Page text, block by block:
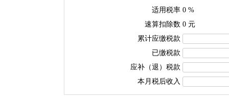
适用税率 0 %
速算扣除数 0 元
累计应缴税款
已缴税款
应补（退）税款
本月税后收入